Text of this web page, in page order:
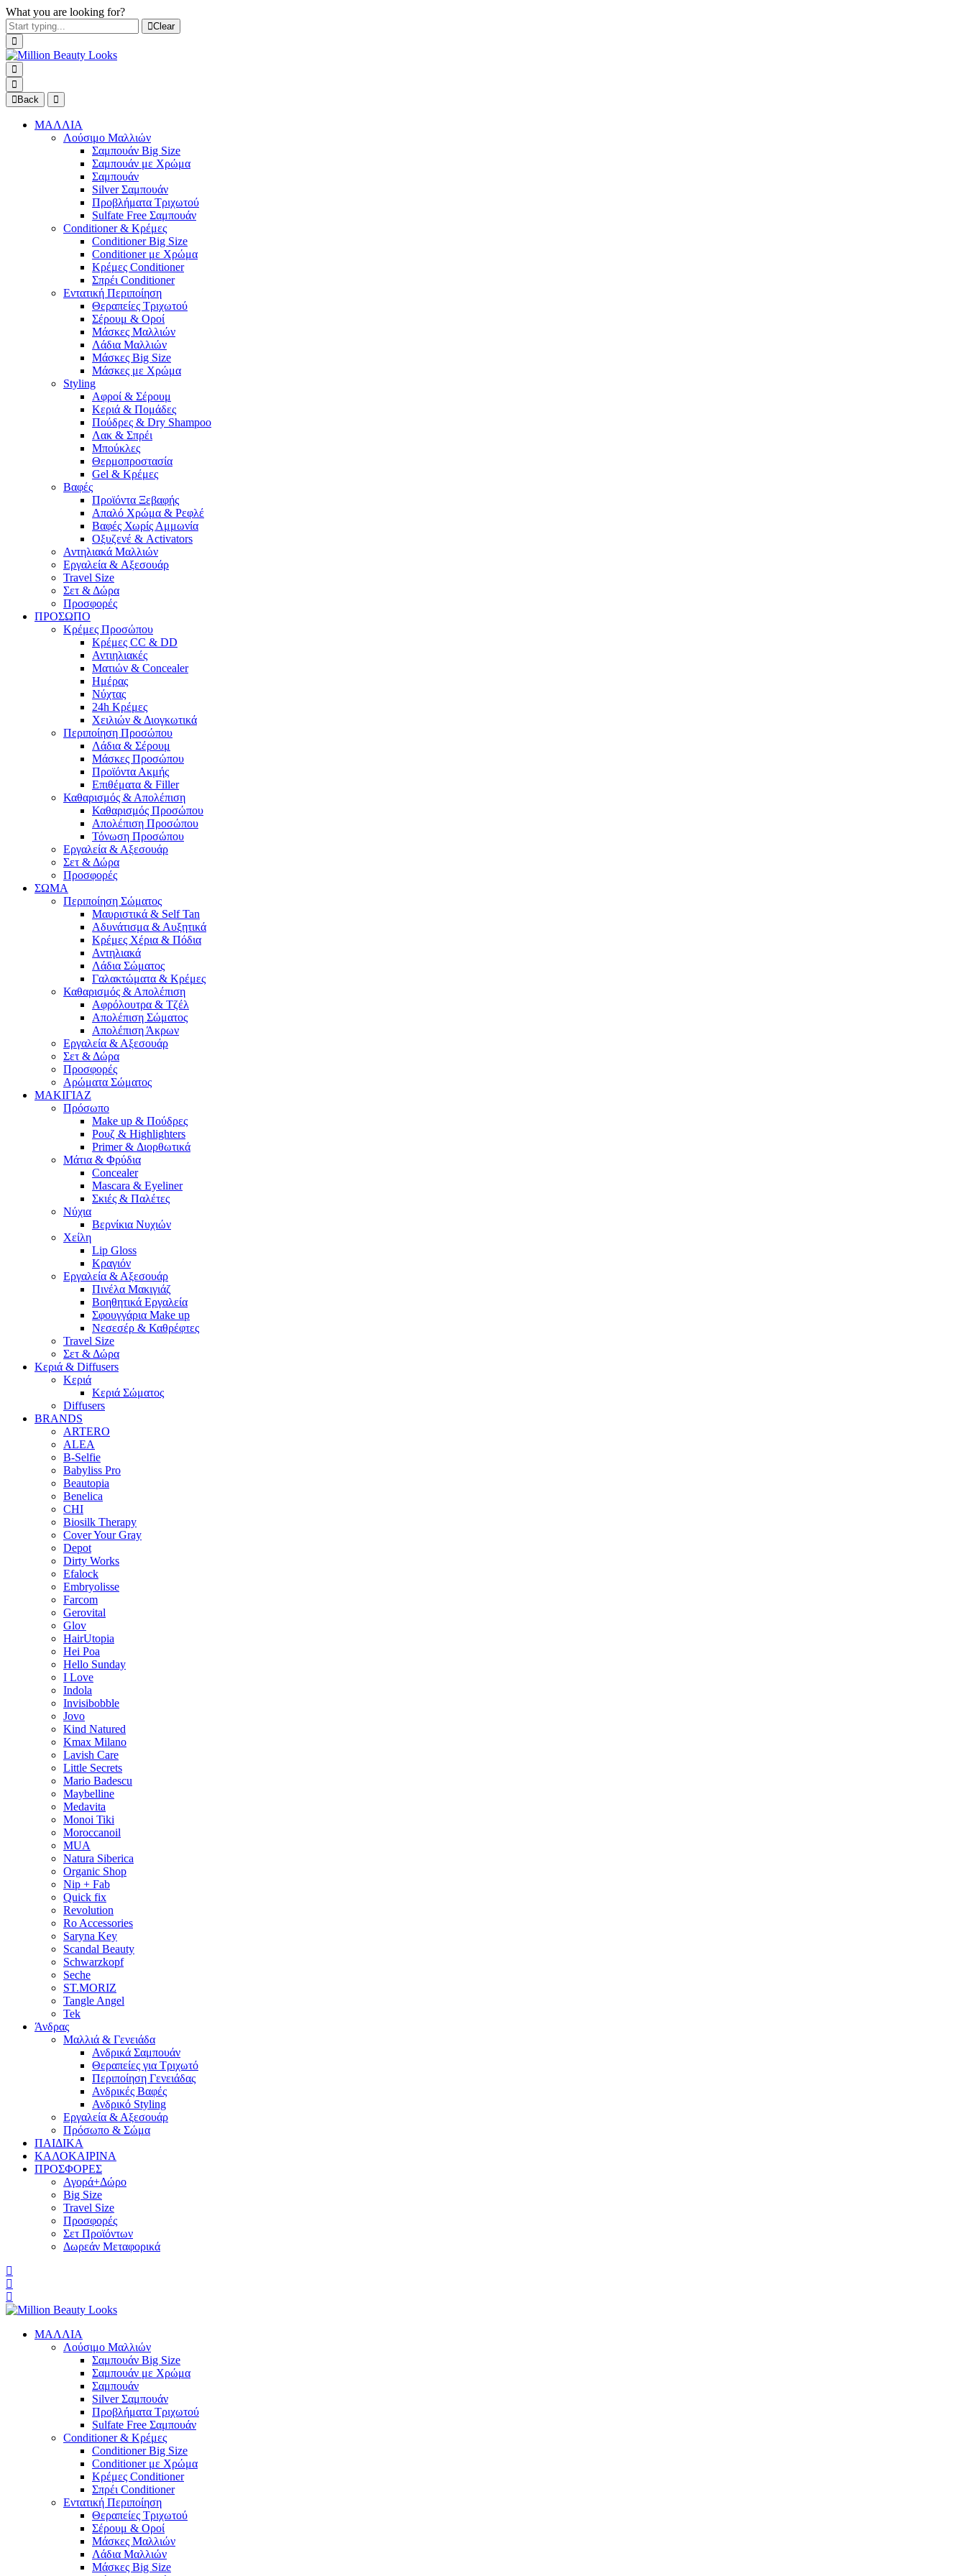
What you are looking for?
Clear
Back
ΜΑΛΛΙΑ
Λούσιμο Μαλλιών
Σαμπουάν Big Size
Σαμπουάν με Χρώμα
Σαμπουάν
Silver Σαμπουάν
Προβλήματα Τριχωτού
Sulfate Free Σαμπουάν
Conditioner & Κρέμες
Conditioner Big Size
Conditioner με Χρώμα
Κρέμες Conditioner
Σπρέι Conditioner
Εντατική Περιποίηση
Θεραπείες Τριχωτού
Σέρουμ & Οροί
Μάσκες Μαλλιών
Λάδια Μαλλιών
Μάσκες Big Size
Μάσκες με Χρώμα
Styling
Αφροί & Σέρουμ
Κεριά & Πομάδες
Πούδρες & Dry Shampoo
Λακ & Σπρέι
Μπούκλες
Θερμοπροστασία
Gel & Κρέμες
Βαφές
Προϊόντα Ξεβαφής
Απαλό Χρώμα & Ρεφλέ
Βαφές Χωρίς Αμμωνία
Οξυζενέ & Activators
Αντηλιακά Μαλλιών
Εργαλεία & Aξεσουάρ
Travel Size
Σετ & Δώρα
Προσφορές
ΠΡΟΣΩΠΟ
Κρέμες Προσώπου
Κρέμες CC & DD
Αντιηλιακές
Ματιών & Concealer
Ημέρας
Νύχτας
24h Κρέμες
Χειλιών & Διογκωτικά
Περιποίηση Προσώπου
Λάδια & Σέρουμ
Μάσκες Προσώπου
Προϊόντα Ακμής
Επιθέματα & Filler
Καθαρισμός & Απολέπιση
Καθαρισμός Προσώπου
Απολέπιση Προσώπου
Τόνωση Προσώπου
Εργαλεία & Αξεσουάρ
Σετ & Δώρα
Προσφορές
ΣΩΜΑ
Περιποίηση Σώματος
Μαυριστικά & Self Tan
Αδυνάτισμα & Αυξητικά
Κρέμες Χέρια & Πόδια
Αντηλιακά
Λάδια Σώματος
Γαλακτώματα & Κρέμες
Καθαρισμός & Απολέπιση
Αφρόλουτρα & Τζέλ
Απολέπιση Σώματος
Απολέπιση Άκρων
Εργαλεία & Αξεσουάρ
Σετ & Δώρα
Προσφορές
Αρώματα Σώματος
ΜΑΚΙΓΙΑΖ
Πρόσωπο
Make up & Πούδρες
Ρουζ & Highlighters
Primer & Διορθωτικά
Μάτια & Φρύδια
Concealer
Mascara & Eyeliner
Σκιές & Παλέτες
Νύχια
Βερνίκια Νυχιών
Χείλη
Lip Gloss
Κραγιόν
Εργαλεία & Αξεσουάρ
Πινέλα Μακιγιάζ
Βοηθητικά Εργαλεία
Σφουγγάρια Make up
Νεσεσέρ & Καθρέφτες
Travel Size
Σετ & Δώρα
Κεριά & Diffusers
Κεριά
Κεριά Σώματος
Diffusers
BRANDS
ARTERO
ALEA
B-Selfie
Babyliss Pro
Beautopia
Benelica
CHI
Biosilk Therapy
Cover Your Gray
Depot
Dirty Works
Efalock
Embryolisse
Farcom
Gerovital
Glov
HairUtopia
Hei Poa
Hello Sunday
I Love
Indola
Invisibobble
Jovo
Kind Natured
Kmax Milano
Lavish Care
Little Secrets
Mario Badescu
Maybelline
Medavita
Monoi Tiki
Moroccanoil
MUA
Natura Siberica
Organic Shop
Nip + Fab
Quick fix
Revolution
Ro Accessories
Saryna Key
Scandal Beauty
Schwarzkopf
Seche
ST.MORIZ
Tangle Angel
Tek
Άνδρας
Μαλλιά & Γενειάδα
Ανδρικά Σαμπουάν
Θεραπείες για Τριχωτό
Περιποίηση Γενειάδας
Ανδρικές Βαφές
Ανδρικό Styling
Εργαλεία & Αξεσουάρ
Πρόσωπο & Σώμα
ΠΑΙΔΙΚΑ
ΚΑΛΟΚΑΙΡΙΝΑ
ΠΡΟΣΦΟΡΕΣ
Αγορά+Δώρο
Big Size
Travel Size
Προσφορές
Σετ Προϊόντων
Δωρεάν Μεταφορικά
ΜΑΛΛΙΑ
Λούσιμο Μαλλιών
Σαμπουάν Big Size
Σαμπουάν με Χρώμα
Σαμπουάν
Silver Σαμπουάν
Προβλήματα Τριχωτού
Sulfate Free Σαμπουάν
Conditioner & Κρέμες
Conditioner Big Size
Conditioner με Χρώμα
Κρέμες Conditioner
Σπρέι Conditioner
Εντατική Περιποίηση
Θεραπείες Τριχωτού
Σέρουμ & Οροί
Μάσκες Μαλλιών
Λάδια Μαλλιών
Μάσκες Big Size